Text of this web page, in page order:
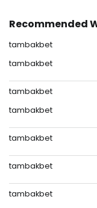
Recommended
tambakbet
tambakbet
tambakbet
tambakbet
tambakbet
tambakbet
tambakbet